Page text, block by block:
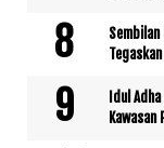
Idul